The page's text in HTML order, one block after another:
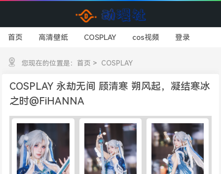
首页 高清壁纸 COSPLAY cos视频 登录
您现在的位置是：首页 > COSPLAY
COSPLAY 永劫无间 顾清寒 朔风起，凝结寒冰
之时️@FiHANNA